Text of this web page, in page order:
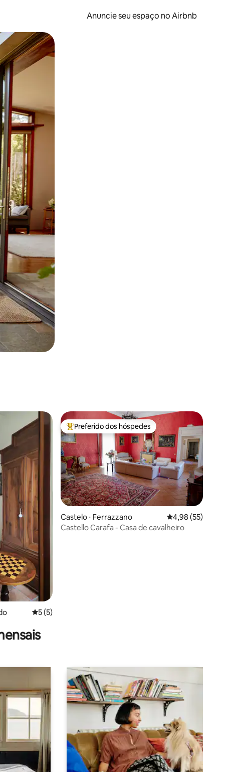
Anuncie seu espaço no Airbnb
e deslizando o dedo na tela.
5 de uma avaliação média de 5, 5 avaliações
5 (5)
Entre os melhores preferidos dos hóspedes
Preferido dos hóspedes
Castelo ⋅ Ferrazzano 4,98 de uma
4,98 (55)
Castello Carafa - Casa de cavalheiro